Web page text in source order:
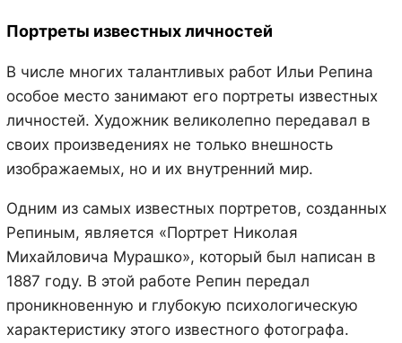
Портреты известных личностей
В числе многих талантливых работ Ильи Репина
особое место занимают его портреты известных
личностей. Художник великолепно передавал в
своих произведениях не только внешность
изображаемых, но и их внутренний мир.
Одним из самых известных портретов, созданных
Репиным, является «Портрет Николая
Михайловича Мурашко», который был написан в
1887 году. В этой работе Репин передал
проникновенную и глубокую психологическую
характеристику этого известного фотографа.